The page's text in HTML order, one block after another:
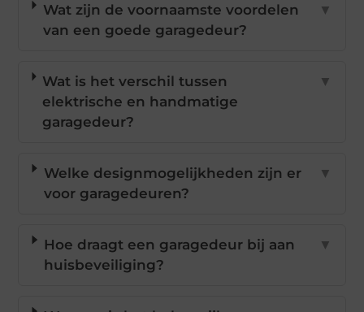
Wat zijn de voornaamste voordelen
van een goede garagedeur?
▼
Wat is het verschil tussen
elektrische en handmatige
garagedeur?
▼
Welke designmogelijkheden zijn er
voor garagedeuren?
▼
Hoe draagt een garagedeur bij aan
huisbeveiliging?
▼